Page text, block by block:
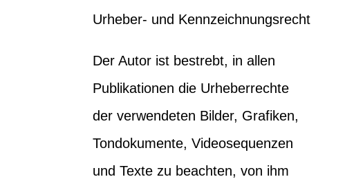
Urheber- und Kennzeichnungsrecht
Der Autor ist bestrebt, in allen
Publikationen die Urheberrechte
der verwendeten Bilder, Grafiken,
Tondokumente, Videosequenzen
und Texte zu beachten, von ihm